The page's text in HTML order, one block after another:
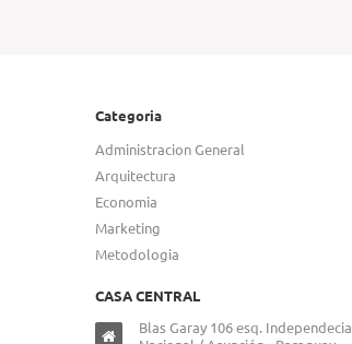
Categoria
Administracion General
Arquitectura
Economia
Marketing
Metodologia
CASA CENTRAL
Blas Garay 106 esq. Independecia